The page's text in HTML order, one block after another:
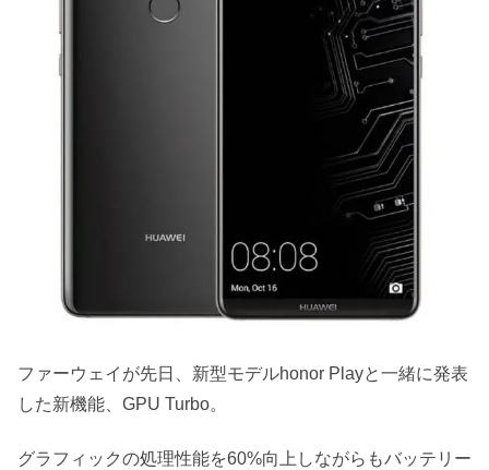
ファーウェイが先日、新型モデルhonor Playと一緒に発表
した新機能、GPU Turbo。
グラフィックの処理性能を60%向上しながらもバッテリー